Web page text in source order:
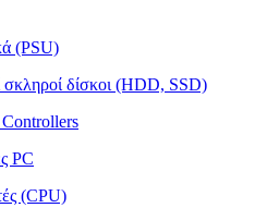
(PSU)
σκληροί δίσκοι (HDD, SSD)
PC
(CPU)